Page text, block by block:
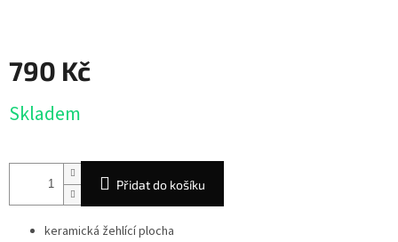
790 Kč
cena:
Skladem
Přidat do košíku
keramická žehlící plocha